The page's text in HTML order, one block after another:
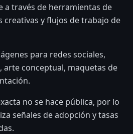
a través de herramientas de
creativas y flujos de trabajo de
para redes sociales,
conceptual, maquetas de
no se hace pública, por lo
señales de adopción y tasas